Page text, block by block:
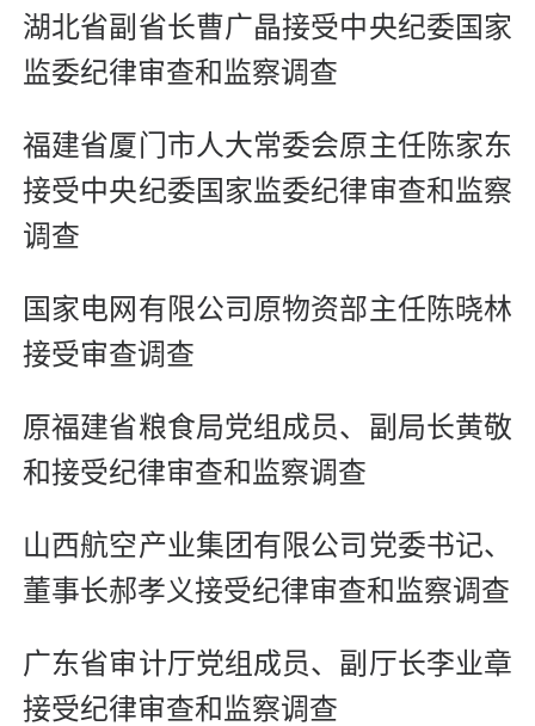
湖北省副省长曹广晶接受中央纪委国家
监委纪律审查和监察调查
福建省厦门市人大常委会原主任陈家东
接受中央纪委国家监委纪律审查和监察
调查
国家电网有限公司原物资部主任陈晓林
接受审查调查
原福建省粮食局党组成员、副局长黄敬
和接受纪律审查和监察调查
山西航空产业集团有限公司党委书记、
董事长郝孝义接受纪律审查和监察调查
广东省审计厅党组成员、副厅长李业章
接受纪律审查和监察调查